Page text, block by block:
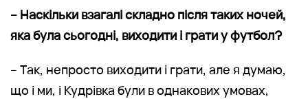
– Наскільки взагалі складно після таких ночей,
яка була сьогодні, виходити і грати у футбол?
– Так, непросто виходити і грати, але я думаю,
що і ми, і Кудрівка були в однакових умовах,